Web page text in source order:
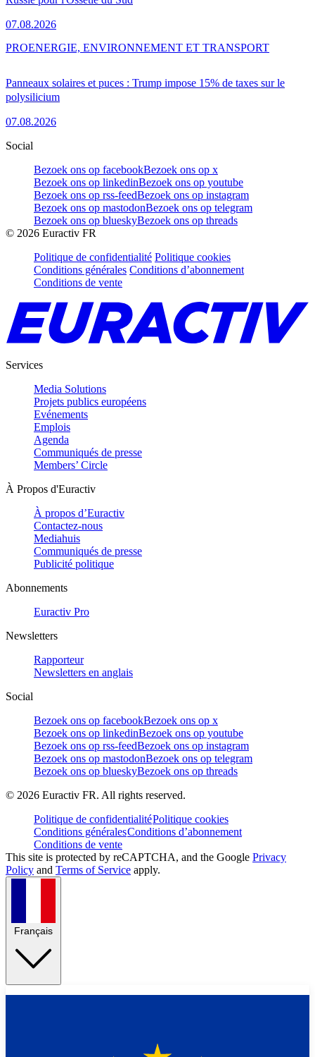
07.08.2026
Panneaux solaires et puces : Trump impose 15% de taxes sur le
polysilicium
07.08.2026
PROENERGIE, ENVIRONNEMENT ET TRANSPORT
Social
Bezoek ons op facebookBezoek ons op x
Bezoek ons op linkedinBezoek ons op youtube
Bezoek ons op rss-feedBezoek ons op instagram
Bezoek ons op mastodonBezoek ons op telegram
Bezoek ons op blueskyBezoek ons op threads
© 2026 Euractiv FR
Politique de confidentialité Politique cookies
Conditions générales Conditions d’abonnement
Conditions de vente
Services
Media Solutions
Projets publics européens
Evénements
Emplois
Agenda
Communiqués de presse
Members’ Circle
À Propos d'Euractiv
À propos d’Euractiv
Contactez-nous
Mediahuis
Communiqués de presse
Publicité politique
Abonnements
Euractiv Pro
Newsletters
Rapporteur
Newsletters en anglais
Social
Bezoek ons op facebookBezoek ons op x
Bezoek ons op linkedinBezoek ons op youtube
Bezoek ons op rss-feedBezoek ons op instagram
Bezoek ons op mastodonBezoek ons op telegram
Bezoek ons op blueskyBezoek ons op threads
© 2026 Euractiv FR. All rights reserved.
Politique de confidentialitéPolitique cookies
Conditions généralesConditions d’abonnement
Conditions de vente
This site is protected by reCAPTCHA, and the Google Privacy
Policy and Terms of Service apply.
Français